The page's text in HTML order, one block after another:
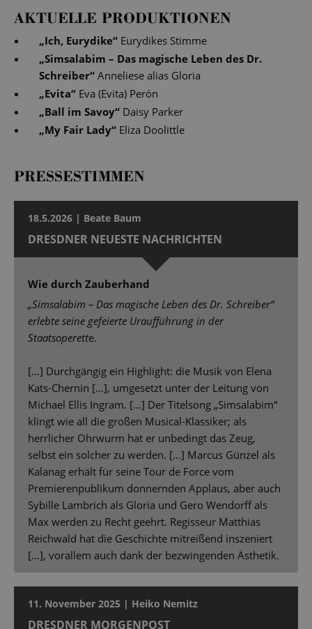
AKTUELLE PRODUKTIONEN
„Ich, Eurydike“ Eurydikes Stimme
„Simsalabim – Das magische Leben des Dr.
Schreiber“ Anneliese alias Gloria
„Evita“ Eva (Evita) Perón
„Ball im Savoy“ Daisy Parker
„My Fair Lady“ Eliza Doolittle
PRESSESTIMMEN
18.5.2026 | Beate Baum
DRESDNER NEUESTE NACHRICHTEN
Wie durch Zauberhand
„Simsalabim – Das magische Leben des Dr. Schreiber“
erlebte seine gefeierte Uraufführung in der
Staatsoperette.
[…] Durchgängig ein Highlight: die Musik von Elena
Kats-Chernin […], umgesetzt unter der Leitung von
Michael Ellis Ingram. […] Der Titelsong „Simsalabim“
klingt wie all die großen Musical-Klassiker; als
herrlicher Ohrwurm hat er unbedingt das Zeug,
selbst ein solcher zu werden. […] Marcus Günzel als
Kalanag erhält für seine Tour de Force vom
Premierenpublikum donnernden Applaus, aber auch
Sybille Lambrich als Gloria und Gero Wendorff als
Max werden zu Recht geehrt. Regisseur Matthias
Reichwald hat die Geschichte mitreißend inszeniert
[…], vorallem auch dank der bezwingenden Ästhetik.
11. November 2025 | Heiko Nemitz
DRESDNER MORGENPOST